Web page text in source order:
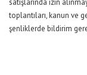
satışlarında izin
toplantıları, kanun ve
şenliklerde bildirim